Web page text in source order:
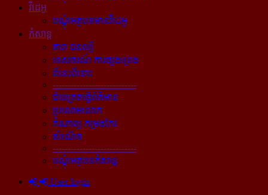
វីដេអូ
បណ្ដុំអត្ថបទមានវីដេអូ
កំសាន្ដ
តារា ជនល្បី
ទេសចរណ៍ ការផ្សងព្រេង
ពីនេះពីនោះ
----------------------------
ជ័យគ្រតធ្វើព័ត៌មាន
ប្រលោមលោក
កំណាព្យ កម្រងកែវ
សំណើច
----------------------------
បណ្ដុំអត្ថបទកំសាន្ដ
User login